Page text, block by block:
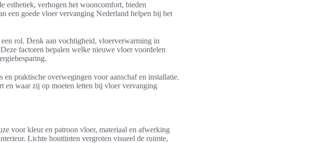
esthetiek, verhogen het wooncomfort, bieden
een goede vloer vervanging Nederland helpen bij het
rol. Denk aan vochtigheid, vloerverwarming in
factoren bepalen welke nieuwe vloer voordelen
praktische overwegingen voor aanschaf en installatie.
en waar zij op moeten letten bij vloer vervanging
voor kleur en patroon vloer, materiaal en afwerking
Lichte houttinten vergroten visueel de ruimte,